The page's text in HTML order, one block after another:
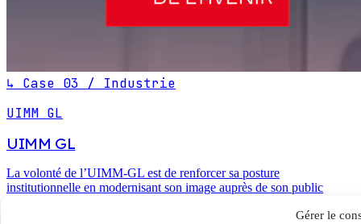
Gérer le
↳ Case 03 / Industrie
UIMM GL
UIMM GL
La volonté de l’UIMM-GL est de renforcer sa posture
institutionnelle en modernisant son image auprès de son public
souhaite s’imposer comme le partenaire incontournable du secteur,